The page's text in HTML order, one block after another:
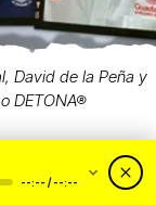
David de la Peña y
DETONA®
--:-- / --:--